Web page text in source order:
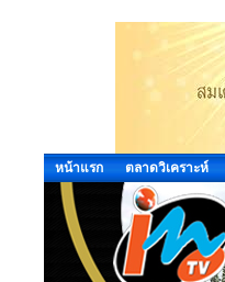
หน้าแรก ตลาดวิเคราะห์